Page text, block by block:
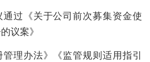
通过《关于公司前次募集资金使
议案》
理办法》《监管规则适用指引